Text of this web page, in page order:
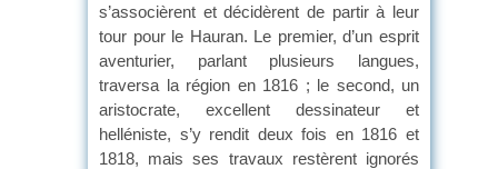
s’associèrent et décidèrent de partir à leur
tour pour le Hauran. Le premier, d’un esprit
aventurier, parlant plusieurs langues,
traversa la région en 1816 ; le second, un
aristocrate, excellent dessinateur et
helléniste, s’y rendit deux fois en 1816 et
1818, mais ses travaux restèrent ignorés